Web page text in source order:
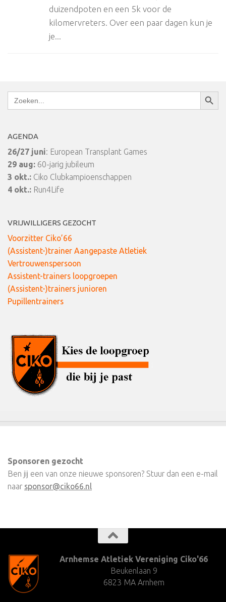
duizendpoten en een 5k voor de
kilomervreters. Over een paar dagen kun je
je...
Zoek
naar:
AGENDA
26/27 juni: European Transplant Games
29 aug: 60-jarig jubileum
3 okt.: Ciko Clubkampioenschappen
4 okt.: Run4Life
VRIJWILLIGERS GEZOCHT
Voorzitter Ciko’66
(Assistent-)trainer Aangepaste Atletiek
Vertrouwenspersoon
Assistent-trainers loopgroepen
(Assistent-)trainers junioren
Pupillentrainers
Sponsoren gezocht
Ben jij een van onze nieuwe sponsoren? Stuur dan een e-mail
naar sponsor@ciko66.nl
Arnhemse Atletiek Vereniging Ciko'66
Beukenlaan 9
6823 MA Arnhem